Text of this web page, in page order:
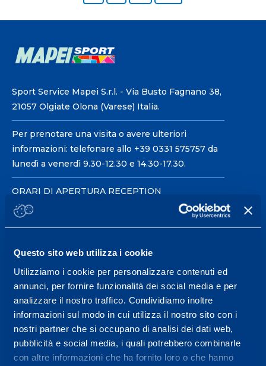
Questo sito web utilizza i cookie
Utilizziamo i cookie per personalizzare contenuti ed
annunci, per fornire funzionalità dei social media e per
analizzare il nostro traffico. Condividiamo inoltre
informazioni sul modo in cui utilizza il nostro sito con i
nostri partner che si occupano di analisi dei dati web,
pubblicità e social media, i quali potrebbero combinarle
con altre informazioni che ha fornito loro o che hanno
Sport Service Mapei S.r.l. - Via Busto Fagnano 38,
21057 Olgiate Olona (Varese) Italia.
Per prenotare una visita o avere ulteriori
informazioni: telefonare allo +39 0331 575757 da
lunedì a venerdì 9.30-12.30 e 14.30-17.30.
ORARI DI APERTURA RECEPTION
Da Lunedì al Venerdì
08.30 - 18.30
Centro servizi per l'alta
prestazione ed il
wellness.
Maggiori informazioni